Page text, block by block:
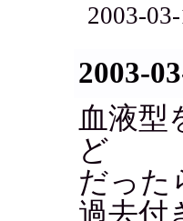
2003-
2003-
血液型
ど
だった
過去付